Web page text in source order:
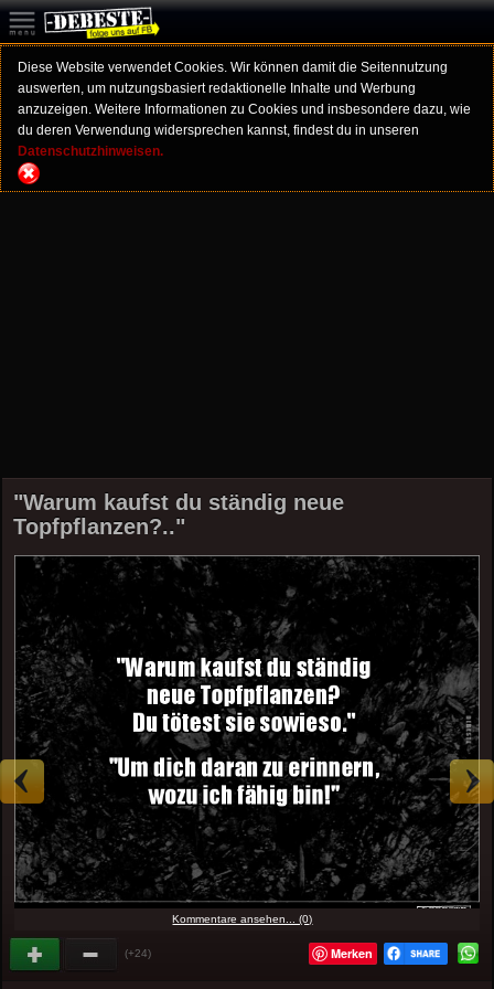
Diese Website verwendet Cookies. Wir können damit die Seitennutzung
auswerten, um nutzungsbasiert redaktionelle Inhalte und Werbung
anzuzeigen. Weitere Informationen zu Cookies und insbesondere dazu, wie
du deren Verwendung widersprechen kannst, findest du in unseren
Datenschutzhinweisen.
"Warum kaufst du ständig neue
Topfpflanzen?.."
Kommentare ansehen... (0)
(+24) Merken